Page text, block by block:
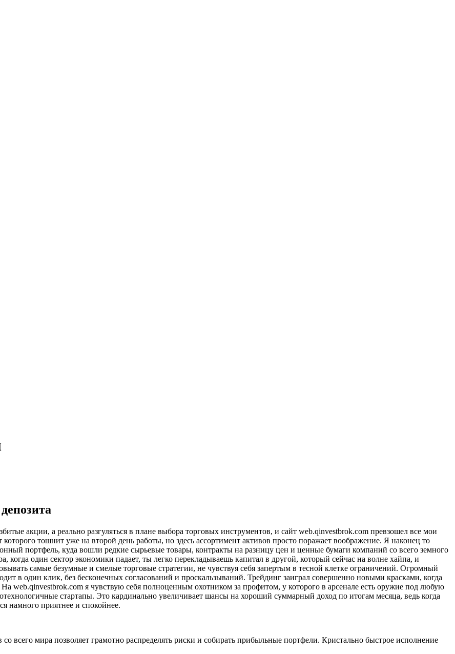
акции, а реально разгуляться в плане выбора торговых инструментов, и сайт web.qinvestbrok.com превзошел все мои
тошнит уже на второй день работы, но здесь ассортимент активов просто поражает воображение. Я наконец то
портфель, куда вошли редкие сырьевые товары, контракты на разницу цен и ценные бумаги компаний со всего земного
когда один сектор экономики падает, ты легко перекладываешь капитал в другой, который сейчас на волне хайпа, и
самые безумные и смелые торговые стратегии, не чувствуя себя запертым в тесной клетке ограничений. Огромный
в один клик, без бесконечных согласований и проскальзываний. Трейдинг заиграл совершенно новыми красками, когда
web.qinvestbrok.com я чувствую себя полноценным охотником за профитом, у которого в арсенале есть оружие под любую
стартапы. Это кардинально увеличивает шансы на хороший суммарный доход по итогам месяца, ведь когда
намного приятнее и спокойнее.
всего мира позволяет грамотно распределять риски и собирать прибыльные портфели. Кристально быстрое исполнение